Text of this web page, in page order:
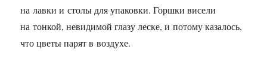
на лавки и столы для упаковки. Горшки висели
на тонкой, невидимой глазу леске, и потому казалось,
что цветы парят в воздухе.